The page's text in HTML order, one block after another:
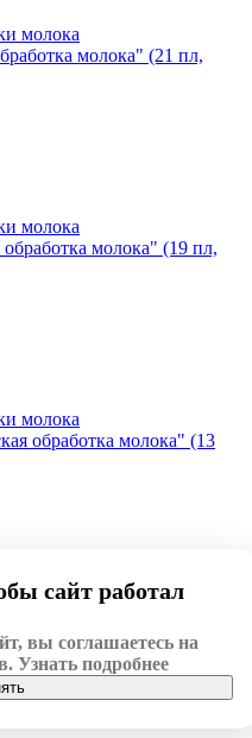
молока
молока" (21 пл,
молока
молока" (19 пл,
молока
обработка молока" (13
молока
сливочного масла" (20
сайт работал
вы соглашаетесь на
Узнать подробнее